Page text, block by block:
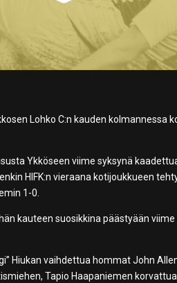
Lohko C:n kauden kolmannessa
Ykköseen viime syksynä
HIFK:n vieraana kotijoukkueen
1-0.
kauteen suosikkina päästyään
Hiukan vaihdettua hommat John
Tapio Haapaniemen